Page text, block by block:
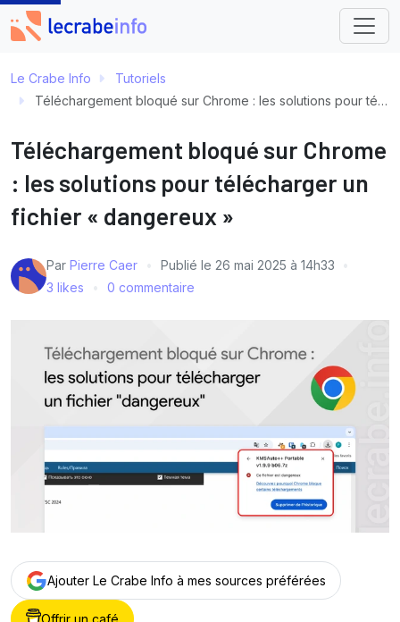
Le Crabe Info
Tutoriels
Téléchargement bloqué sur Chrome : les solutions pour télécharger un fichier « dangereux »
Téléchargement bloqué sur Chrome
: les solutions pour télécharger un
fichier « dangereux »
Par Pierre Caer Publié le 26 mai 2025 à 14h33
3 likes
0 commentaire
Ajouter Le Crabe Info à mes sources préférées